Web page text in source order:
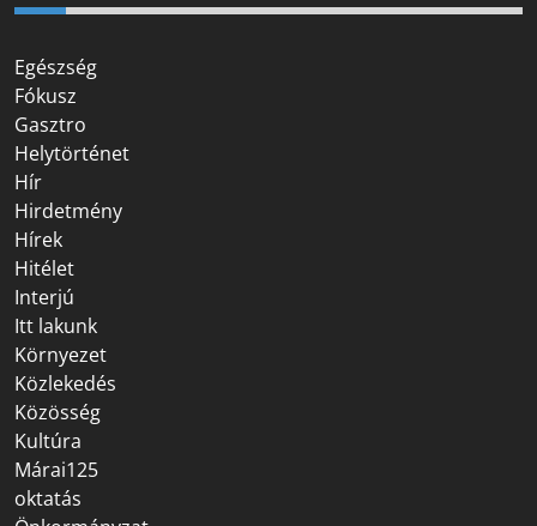
Egészség
Fókusz
Gasztro
Helytörténet
Hír
Hirdetmény
Hírek
Hitélet
Interjú
Itt lakunk
Környezet
Közlekedés
Közösség
Kultúra
Márai125
oktatás